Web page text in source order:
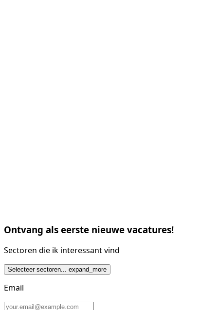
Ontvang als eerste nieuwe vacatures!
Sectoren die ik interessant vind
Selecteer sectoren... expand_more
Email